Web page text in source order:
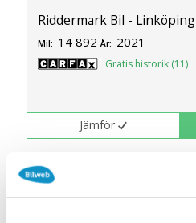
Riddermark Bil - Linköping
Mil: 14 892 År: 2021
Gratis historik (11)
Jämför
Köp online